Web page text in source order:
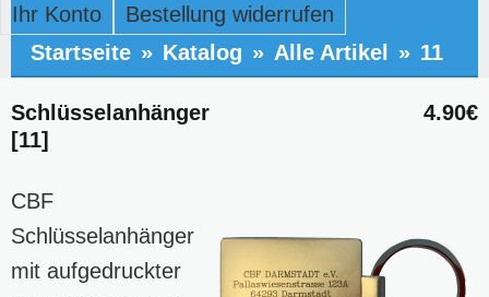
Ihr Konto
Bestellung widerrufen
Startseite » Katalog » Alle Artikel » 11
4.90€
Schlüsselanhänger
[11]
CBF
Schlüsselanhänger
mit aufgedruckter